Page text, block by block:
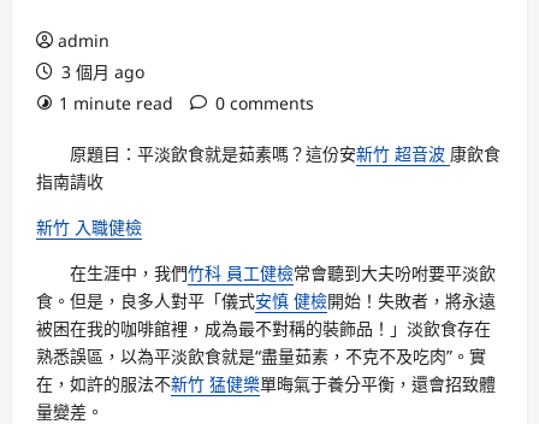
admin
3 個月 ago
1 minute read
0 comments
原題目：平淡飲食就是茹素嗎？這份安新竹 超音波 康飲食
指南請收
新竹 入職健檢
在生涯中，我們竹科 員工健檢常會聽到大夫吩咐要平淡飲
食。但是，良多人對平「儀式安慎 健檢開始！失敗者，將永遠
被困在我的咖啡館裡，成為最不對稱的裝飾品！」淡飲食存在
熟悉誤區，以為平淡飲食就是“盡量茹素，不克不及吃肉”。實
在，如許的服法不新竹 猛健樂單晦氣于養分平衡，還會招致體
量變差。